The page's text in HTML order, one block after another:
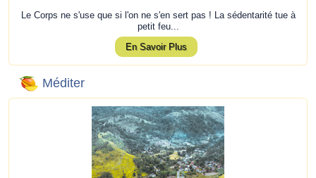
Le Corps ne s'use que si l'on ne s'en sert pas ! La sédentarité tue à
petit feu...
En Savoir Plus
Méditer